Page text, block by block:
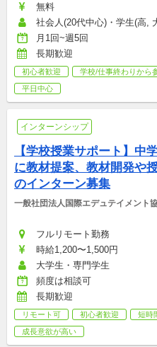
無料
社会人(20代中心)・学生(高,
月1回~週5回
長期歓迎
初心者歓迎 学校/仕事終わりから
平日中心
インターンシップ
【学校授業サポート】中
に教材提案、教材開発や
のインターン募集
一般社団法人国際エデュテイメント
フルリモート勤務
時給1,200〜1,500円
大学生・専門学生
頻度は相談可
長期歓迎
リモート可 初心者歓迎 短時
成長意欲が高い